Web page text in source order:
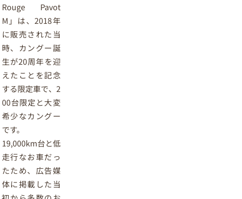
Rouge Pavot
M」は、2018年
に販売された当
時、カングー誕
生が20周年を迎
えたことを記念
する限定車で、2
00台限定と大変
希少なカングー
です。
19,000km台と低
走行なお車だっ
たため、 広告媒
体に掲載した当